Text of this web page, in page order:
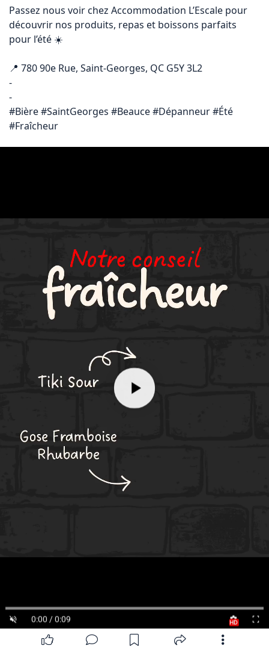
Passez nous voir chez Accommodation L’Escale pour
découvrir nos produits, repas et boissons parfaits
pour l’été ☀️
📍 780 90e Rue, Saint-Georges, QC G5Y 3L2
-
-
#Bière #SaintGeorges #Beauce #Dépanneur #Été
#Fraîcheur
0:00 / 0:09 HD